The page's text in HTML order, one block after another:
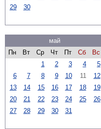
29
30
май
Пн
Вт Ср Чт Пт Сб
Вс
1
2 3 4
5
6
7 8 9 10 11
12
13
14 15 16 17 18
19
20
21 22 23 24 25
26
27
28 29 30 31